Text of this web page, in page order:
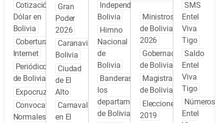
Cotización
Dólar en
Bolivia
Cobertura
Internet
Periódicos
de Bolivia
Expocruz
Convocatoria
Normales
Gran
Poder
2026
Caranavi
Bolivia
Ciudad
de El
Alto
Carnaval
en El
Independencia
Bolivia
Himno
Nacional
de
Bolivia
Banderas de
los
departamentos
de Bolivia
Ministros
de Bolivia
2026
Gobernadores
de Bolivia
Magistrados
de Bolivia
Elecciones
2019
SMS
Entel
Viva
Tigo
Saldo
Entel
Viva
Tigo
Números
Entel